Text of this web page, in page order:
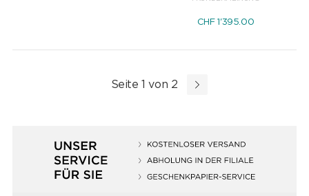
CHF 1'395.00
Seite 1 von 2